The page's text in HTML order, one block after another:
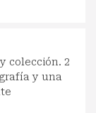
colección. 2
y una